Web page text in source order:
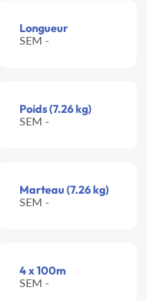
Longueur
SEM -
Poids (7.26 kg)
SEM -
Marteau (7.26 kg)
SEM -
4 x 100m
SEM -